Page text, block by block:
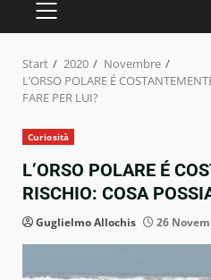
PRIMÄRES
MENÜ
Start 2020
Novembre
L’ORSO POLARE É
FARE PER LUI?
Curiosità
L’ORSO POLARE É
RISCHIO: COSA
Guglielmo Allochis 26